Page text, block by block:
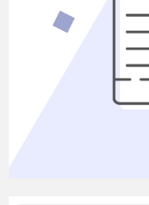
— Які пори року
— Що є причиною
— Які
створити
II. Повідомлення